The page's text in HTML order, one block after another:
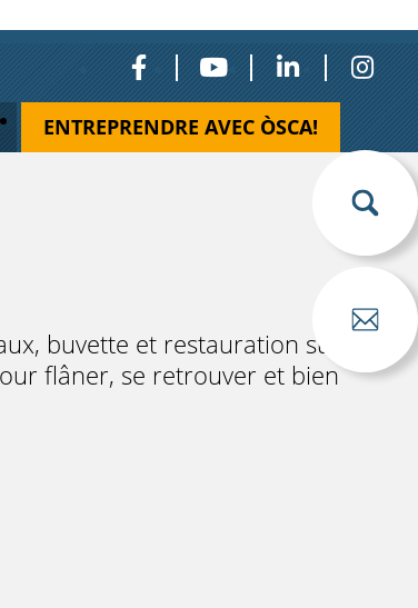
ENTREPRENDRE AVEC ÒSCA!
buvette et restauration sur
flâner, se retrouver et bien